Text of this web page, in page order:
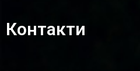
Контакти